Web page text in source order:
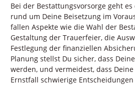
Bei der Bestattungsvorsorge geht
rund um Deine Beisetzung im
fallen Aspekte wie die Wahl der
Gestaltung der Trauerfeier, die
Festlegung der finanziellen
Planung stellst Du sicher, dass
werden, und vermeidest, dass
Ernstfall schwierige